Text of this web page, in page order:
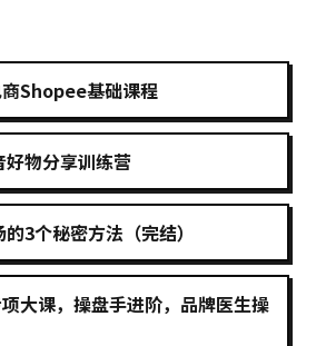
Shopee基础课程
物分享训练营
3个秘密方法（完结）
大课，操盘手进阶，品牌医生操